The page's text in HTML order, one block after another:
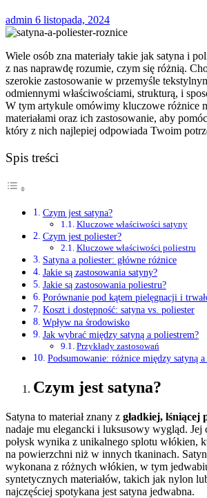
admin 6 listopada, 2024
Wiele osób zna materiały takie jak satyna i
z nas naprawdę rozumie, czym się różnią.
szerokie zastosowanie w przemyśle
odmiennymi właściwościami, strukturą, i
W tym artykule omówimy kluczowe różnice
materiałami oraz ich zastosowanie, aby
który z nich najlepiej odpowiada Twoim
Spis treści
Czym jest satyna?
Kluczowe właściwości satyny
Czym jest poliester?
Kluczowe właściwości poliestru
Satyna a poliester: główne różnice
Jakie są zastosowania satyny?
Jakie są zastosowania poliestru?
Porównanie pod kątem pielęgnacji i
Koszt i dostępność: satyna vs. poliester
Wpływ na środowisko
Jak wybrać między satyną a poliestrem?
Przykłady zastosowań
Podsumowanie: różnice między satyną
Czym jest satyna?
Satyna to materiał znany z gładkiej, lśniącej
nadaje mu elegancki i luksusowy wygląd. Jej
połysk wynika z unikalnego splotu włókien,
na powierzchni niż w innych tkaninach.
wykonana z różnych włókien, w tym
syntetycznych materiałów, takich jak nylon
najczęściej spotykana jest satyna jedwabna.